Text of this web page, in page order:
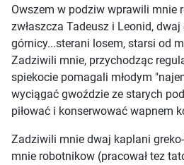
Owszem w podziw wprawili mnie
zwłaszcza Tadeusz i Leonid,
górnicy...sterani losem, starsi od
Zadziwili mnie, przychodząc
spiekocie pomagali młodym
wyciągać gwoździe ze starych
piłować i konserwować wapnem
Zadziwili mnie dwaj kaplani
mnie robotnikow (pracował tez